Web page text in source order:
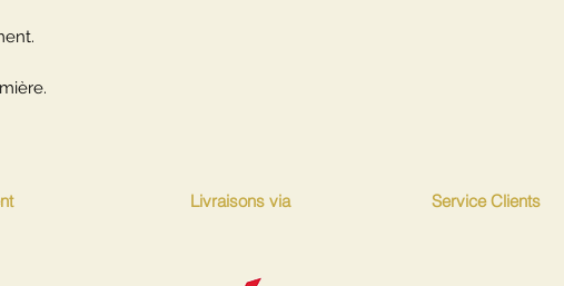
Livraisons via Service Clients